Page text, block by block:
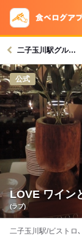
二子玉川駅グルメへ
公式
LOVE ワイン
(ラブ)
二子玉川駅/ビストロ